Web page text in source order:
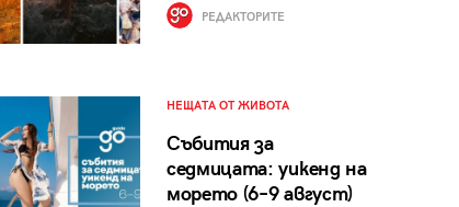
РЕДАКТОРИТЕ
НЕЩАТА ОТ ЖИВОТА
Събития за
седмицата: уикенд на
морето (6–9 август)